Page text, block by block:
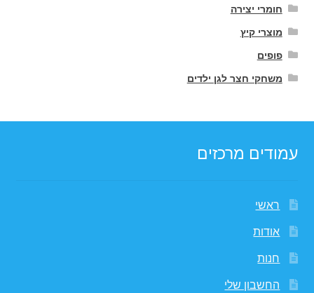
חומרי יצירה
מוצרי קיץ
פופים
משחקי חצר לגן ילדים
עמודים מרכזים
ראשי
אודות
חנות
החשבון שלי